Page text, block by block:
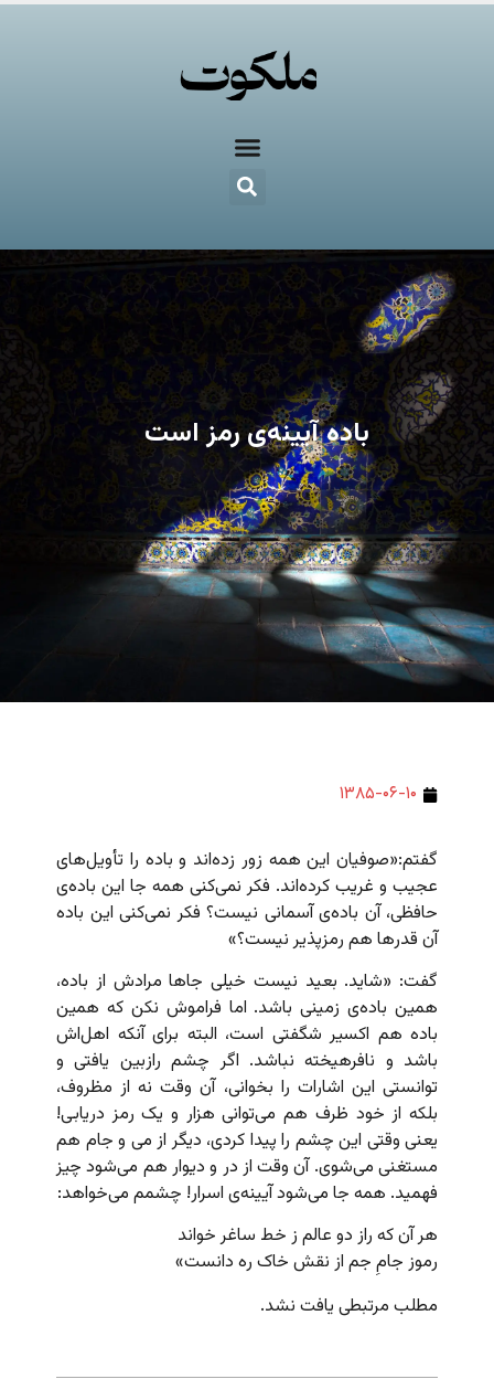
باده آیینه‌ی رمز است
۱۳۸۵-۰۶-۱۰
گفتم:«صوفیان این همه زور زده‌اند و باده را تأویل‌های
عجیب و غریب کرده‌اند. فکر نمی‌کنی همه جا این باده‌ی
حافظی، آن باده‌ی آسمانی نیست؟ فکر نمی‌کنی این باده
آن قدرها هم رمز‌پذیر نیست؟»
گفت: «شاید. بعید نیست خیلی جاها مرادش از باده،
همین باده‌ی زمینی باشد. اما فراموش نکن که همین
باده هم اکسیر شگفتی است، البته برای آنکه اهل‌اش
باشد و نافرهیخته نباشد. اگر چشم رازبین یافتی و
توانستی این اشارات را بخوانی، آن وقت نه از مظروف،
بلکه از خود ظرف‌ هم می‌توانی هزار و یک رمز دریابی!
یعنی وقتی این چشم را پیدا کردی، دیگر از می و جام هم
مستغنی می‌شوی. آن وقت از در و دیوار هم می‌شود چیز
فهمید. همه جا می‌شود آیینه‌ی اسرار! چشمم می‌خواهد:
هر آن که راز دو عالم ز خط ساغر خواند
رموز جامِ جم از نقش خاک ره دانست»
مطلب مرتبطی یافت نشد.